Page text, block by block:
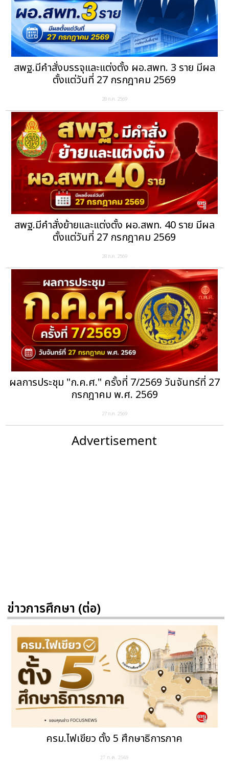
สพฐ.มีคำสั่งบรรจุและแต่งตั้ง ผอ.สพท. 3 ราย มีผล
ตั้งแต่วันที่ 27 กรกฎาคม 2569
28 ก.ค. 2569
สพฐ.มีคำสั่งย้ายและแต่งตั้ง ผอ.สพท. 40 ราย มีผล
ตั้งแต่วันที่ 27 กรกฎาคม 2569
28 ก.ค. 2569
ผลการประชุม "ก.ค.ศ." ครั้งที่ 7/2569 วันจันทร์ที่ 27
กรกฎาคม พ.ศ. 2569
27 ก.ค. 2569
Advertisement
ข่าวการศึกษา (ต่อ)
ครม.ไฟเขียว ตั้ง 5 ศึกษาธิการภาค
27 ก.ค. 2569